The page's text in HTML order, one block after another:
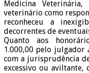
Medicina
veterinário como
reconheceu a
decorrentes de
Quanto aos
1.000,00 pelo julgador
com a jurisprudência
excessivo ou aviltante,